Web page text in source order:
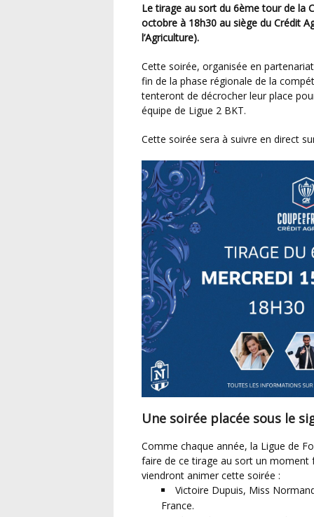
Le tirage au sort du 6ème tour de la Coupe de France Crédit-Agricole se tiendra le mercredi 15
octobre à 18h30 au siège du Crédit
l’Agriculture).
Cette soirée, organisée en partenariat avec le Crédit-Agricole Normandie Seine, marquera la
fin de la phase régionale de la
tenteront de décrocher leur place
équipe de Ligue 2 BKT.
Cette soirée sera à suivre en direct
Une soirée placée sous le
Comme chaque année, la Ligue de Football de Normandie et le Crédit Agricole souhaitent
faire de ce tirage au sort un moment
viendront animer cette soirée :
Victoire Dupuis, Miss
France.